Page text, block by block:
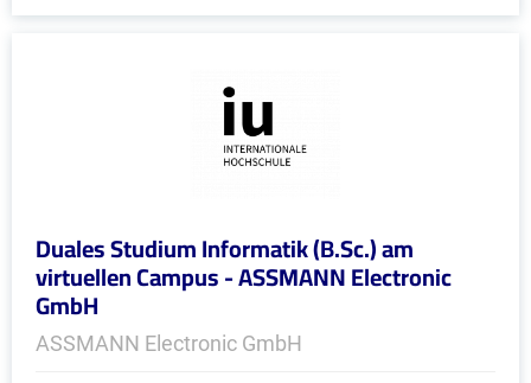
Duales Studium Informatik (B.Sc.) am
virtuellen Campus - ASSMANN Electronic
GmbH
ASSMANN Electronic GmbH